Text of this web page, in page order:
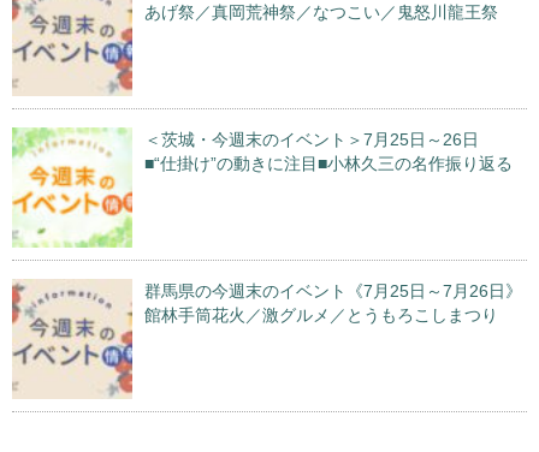
あげ祭／真岡荒神祭／なつこい／鬼怒川龍王祭
＜茨城・今週末のイベント＞7月25日～26日
■“仕掛け”の動きに注目■小林久三の名作振り返る
群馬県の今週末のイベント《7月25日～7月26日》
館林手筒花火／激グルメ／とうもろこしまつり